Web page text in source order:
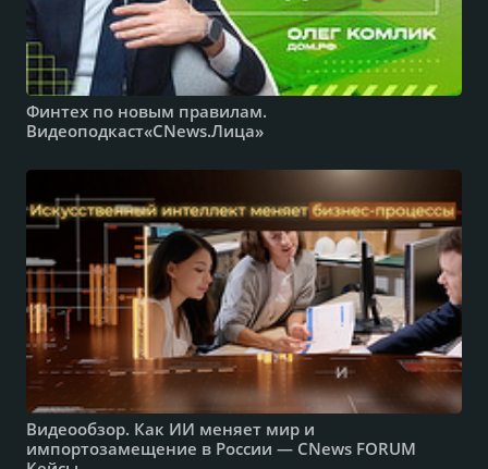
Финтех по новым правилам.
Видеоподкаст«CNews.Лица»
Видеообзор. Как ИИ меняет мир и
импортозамещение в России — CNews FORUM